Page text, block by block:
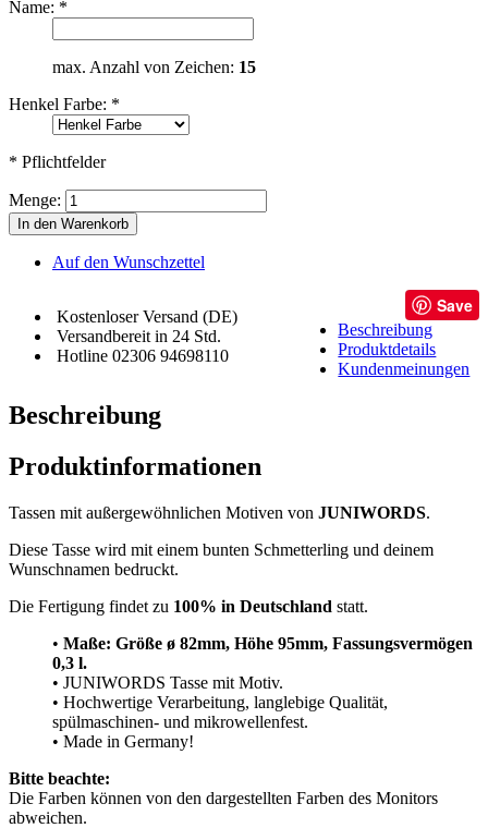
Name: *
max. Anzahl von Zeichen: 15
Henkel Farbe: *
* Pflichtfelder
Menge:
In den Warenkorb
Auf den Wunschzettel
Kostenloser Versand (DE)
Versandbereit in 24 Std.
Hotline 02306 94698110
Save
Beschreibung
Produktdetails
Kundenmeinungen
Beschreibung
Produktinformationen
Tassen mit außergewöhnlichen Motiven von JUNIWORDS.
Diese Tasse wird mit einem bunten Schmetterling und deinem
Wunschnamen bedruckt.
Die Fertigung findet zu 100% in Deutschland statt.
• Maße: Größe ø 82mm, Höhe 95mm, Fassungsvermögen
0,3 l.
• JUNIWORDS Tasse mit Motiv.
• Hochwertige Verarbeitung, langlebige Qualität,
spülmaschinen- und mikrowellenfest.
• Made in Germany!
Bitte beachte:
Die Farben können von den dargestellten Farben des Monitors
abweichen.